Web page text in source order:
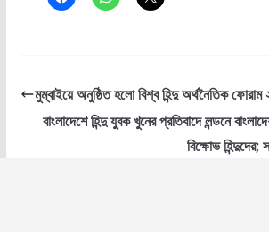
মুম্বাইয়ে অনুষ্ঠিত হলো বিশ্ব হিন্দু অর্থনৈতিক
বাংলাদেশে হিন্দু যুবক খুনের প্রতিবাদে লন্ডনে
বিক্ষোভ হিন্দুদের;